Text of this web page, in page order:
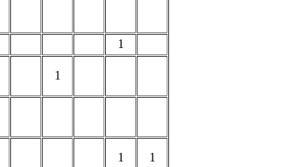
1
1
1 1